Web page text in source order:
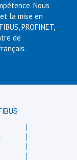
Nous
la mise en
PROFINET,
de